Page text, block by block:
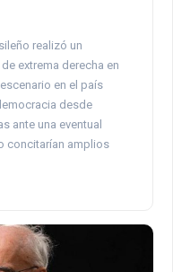
realizó un
extrema derecha en
en el país
desde
ante una eventual
concitarían amplios